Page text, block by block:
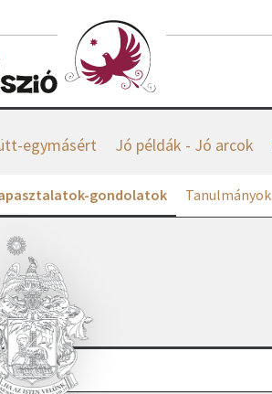
egymásért Jó példák - Jó arcok
gondolatok Tanulmányok